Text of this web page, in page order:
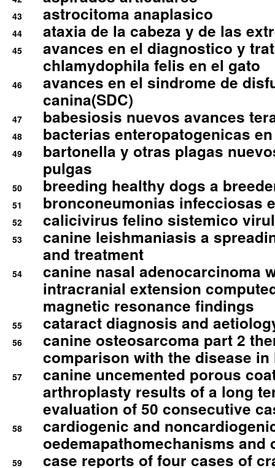
43 astrocitoma anaplasico
44 ataxia de la cabeza y de las
45
avances en el diagnostico y
chlamydophila felis en el gato
46
avances en el sindrome de
canina(SDC)
47 babesiosis nuevos avances
48 bacterias enteropatogenicas
49
bartonella y otras plagas
pulgas
50 breeding healthy dogs a
51 bronconeumonias infecciosas
52 calicivirus felino sistemico
53
canine leishmaniasis a
and treatment
54
canine nasal adenocarcinoma
intracranial extension
magnetic resonance findings
55 cataract diagnosis and
56
canine osteosarcoma part 2
comparison with the disease in
57
canine uncemented porous
arthroplasty results of a long
evaluation of 50 consecutive
58
cardiogenic and
oedemapathomechanisms and
59
case reports of four cases of